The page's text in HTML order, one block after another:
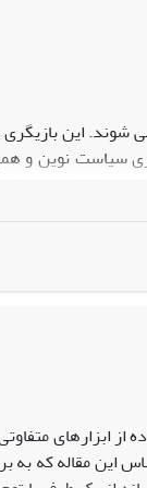
شوند. این
سیاست نوین و
کشورها منافع
در واقع،
می شود. در
الکترونیک
و هویت خود در
رسانه نوین توجه
ابزارهای
این مقاله که